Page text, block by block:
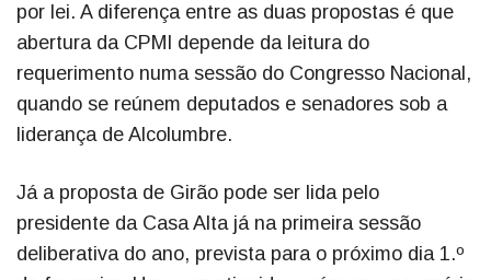
por lei. A diferença entre as duas propostas é que
abertura da CPMI depende da leitura do
requerimento numa sessão do Congresso Nacional,
quando se reúnem deputados e senadores sob a
liderança de Alcolumbre.
Já a proposta de Girão pode ser lida pelo
presidente da Casa Alta já na primeira sessão
deliberativa do ano, prevista para o próximo dia 1.º